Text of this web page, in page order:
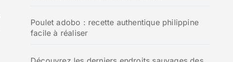
Poulet adobo : recette authentique philippine
facile à réaliser